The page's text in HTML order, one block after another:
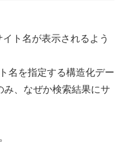
ト名が表示されるよう
名を指定する構造化デー
み、なぜか検索結果にサ